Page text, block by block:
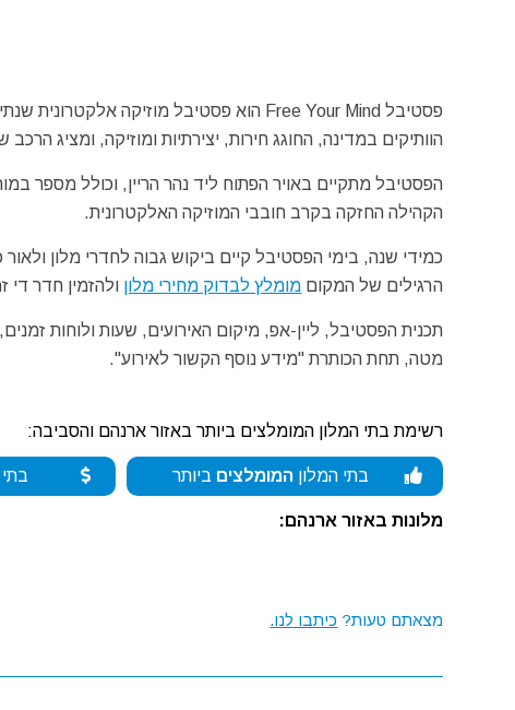
הוותיקים במדינה, החוגג חירות, יצירתיות ומוזיקה, ומציג
הפסטיבל מתקיים באויר הפתוח ליד נהר הריין, וכולל מספר
הקהילה החזקה בקרב חובבי המוזיקה האלקטרונית.
כמידי שנה, בימי הפסטיבל קיים ביקוש גבוה לחדרי מלון
הרגילים של המקום מומלץ לבדוק מחירי מלון ולהזמין חדר די
תכנית הפסטיבל, ליין-אפ, מיקום האירועים, שעות ולוחות
מטה, תחת הכותרת "מידע נוסף הקשור לאירוע".
רשימת בתי המלון המומלצים ביותר באזור ארנהם והסביבה:
בתי המלון המומלצים ביותר
מלונות באזור ארנהם:
מצאתם טעות? כיתבו לנו.